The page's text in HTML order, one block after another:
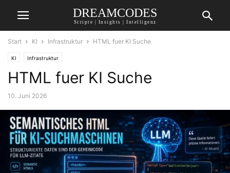
DREAMCODES
Scripte | Insights | Intelligenz
Start KI Infrastruktur HTML fuer KI Suche
KI Infrastruktur
HTML fuer KI Suche
10. Juni 2026